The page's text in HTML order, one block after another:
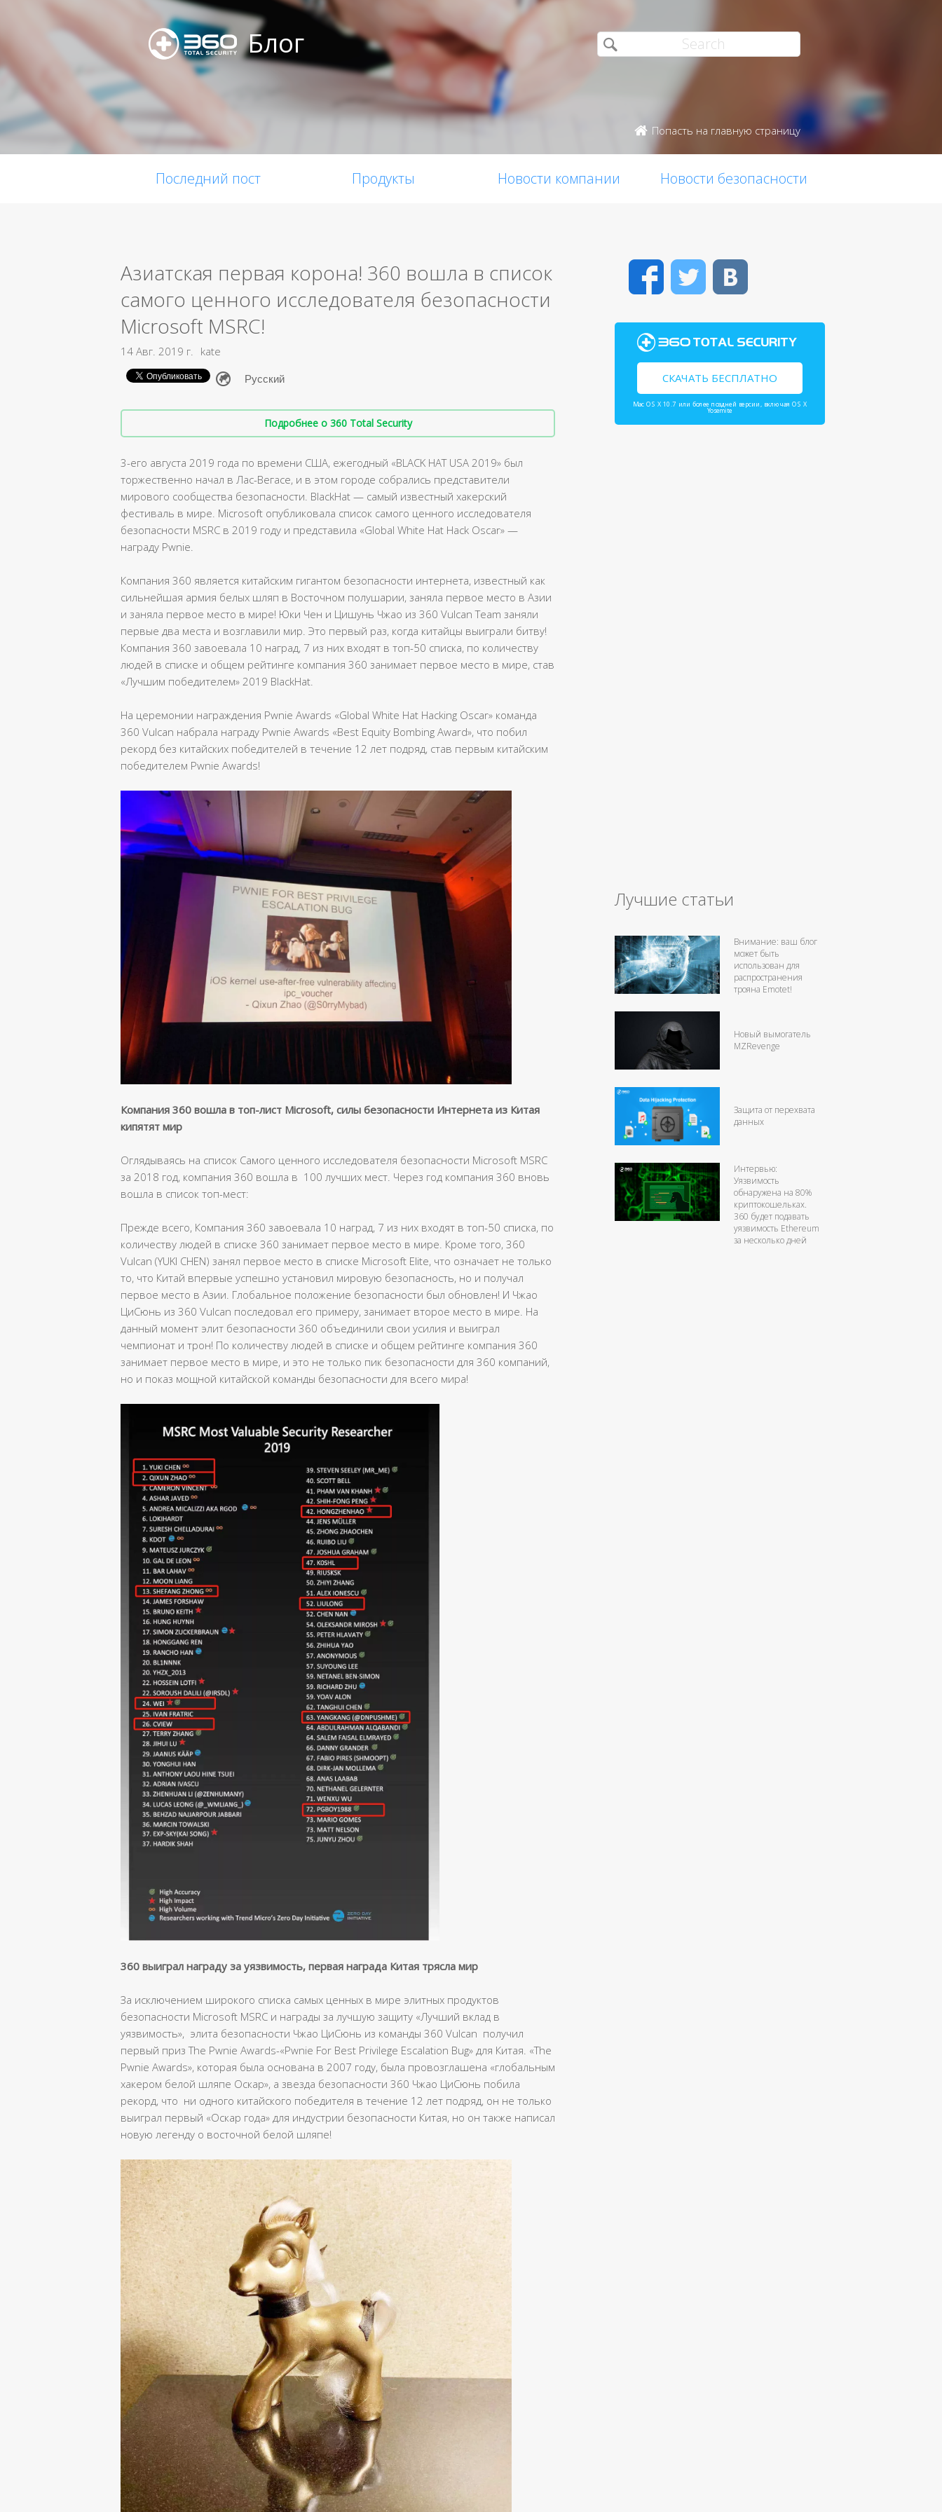
Блог
Попасть на главную страницу
Последний пост Продукты Новости компании Новости безопасности
Азиатская первая корона! 360 вошла в список
самого ценного исследователя безопасности
Microsoft MSRC!
14 Авг. 2019 г. kate
Подробнее о 360 Total Security
3-его августа 2019 года по времени США, ежегодный «BLACK HAT USA 2019» был
торжественно начал в Лас-Вегасе, и в этом городе собрались представители
мирового сообщества безопасности. BlackHat — самый известный хакерский
фестиваль в мире. Microsoft опубликовала список самого ценного исследователя
безопасности MSRC в 2019 году и представила «Global White Hat Hack Oscar» —
награду Pwnie.
Компания 360 является китайским гигантом безопасности интернета, известный как
сильнейшая армия белых шляп в Восточном полушарии, заняла первое место в Азии
и заняла первое место в мире! Юки Чен и Цишунь Чжао из 360 Vulcan Team заняли
первые два места и возглавили мир. Это первый раз, когда китайцы выиграли битву!
Компания 360 завоевала 10 наград, 7 из них входят в топ-50 списка, по количеству
людей в списке и общем рейтинге компания 360 занимает первое место в мире, став
«Лучшим победителем» 2019 BlackHat.
На церемонии награждения Pwnie Awards «Global White Hat Hacking Oscar» команда
360 Vulcan набрала награду Pwnie Awards «Best Equity Bombing Award», что побил
рекорд без китайских победителей в течение 12 лет подряд, став первым китайским
победителем Pwnie Awards!
Компания 360 вошла в топ-лист Microsoft, силы безопасности Интернета из Китая
кипятят мир
Оглядываясь на список Самого ценного исследователя безопасности Microsoft MSRC
за 2018 год, компания 360 вошла в 100 лучших мест. Через год компания 360 вновь
вошла в список топ-мест:
Прежде всего, Компания 360 завоевала 10 наград, 7 из них входят в топ-50 списка, по
количеству людей в списке 360 занимает первое место в мире. Кроме того, 360
Vulcan (YUKI CHEN) занял первое место в списке Microsoft Elite, что означает не только
то, что Китай впервые успешно установил мировую безопасность, но и получал
первое место в Азии. Глобальное положение безопасности был обновлен! И Чжао
ЦиСюнь из 360 Vulcan последовал его примеру, занимает второе место в мире. На
данный момент элит безопасности 360 объединили свои усилия и выиграл
чемпионат и трон! По количеству людей в списке и общем рейтинге компания 360
занимает первое место в мире, и это не только пик безопасности для 360 компаний,
но и показ мощной китайской команды безопасности для всего мира!
360 выиграл награду за уязвимость, первая награда Китая трясла мир
За исключением широкого списка самых ценных в мире элитных продуктов
безопасности Microsoft MSRC и награды за лучшую защиту «Лучший вклад в
уязвимость», элита безопасности Чжао ЦиСюнь из команды 360 Vulcan получил
первый приз The Pwnie Awards-«Pwnie For Best Privilege Escalation Bug» для Китая. «The
Pwnie Awards», которая была основана в 2007 году, была провозглашена «глобальным
хакером белой шляпе Оскар», а звезда безопасности 360 Чжао ЦиСюнь побила
рекорд, что ни одного китайского победителя в течение 12 лет подряд, он не только
выиграл первый «Оскар года» для индустрии безопасности Китая, но он также написал
новую легенду о восточной белой шляпе!
FacebookTwitter
СКАЧАТЬ БЕСПЛАТНО
Mac OS X 10.7 или более поздней версии, включая OS X
Yosemite
Лучшие статьи
Внимание: ваш блог
может быть
использован для
распространения
трояна Emotet!
Новый вымогатель
MZRevenge
Защита от перехвата
данных
Интервью:
Уязвимость
обнаружена на 80%
криптокошельках.
360 будет подавать
уязвимость Ethereum
за несколько дней